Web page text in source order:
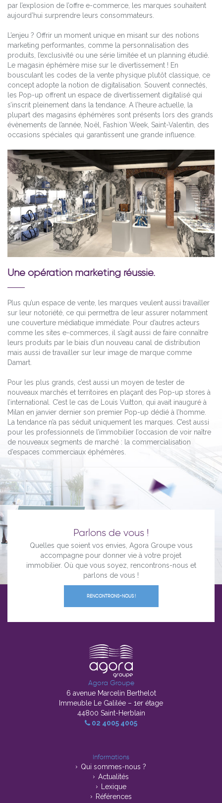
par l’explosion de l’offre e-commerce, les marques souhaitent
aujourd’hui surprendre leurs consommateurs.
L’enjeu ? Offrir un moment unique en misant sur des notions
marketing performantes, comme la personnalisation des
produits, l’exclusivité ou une série limitée et un planning étudié.
Le magasin éphémère mise sur le divertissement ! En
bousculant les codes de la vente physique plutôt classique, ce
concept adopte la notion de digitalisation. Souvent connectés,
les Pop-up offrent un espace de divertissement digitalisé qui
s’inscrit pleinement dans la tendance. A l’heure actuelle, la
plupart des magasins éphémères sont présents lors des grands
évènements de l’année, Noël, Fashion Week, Saint-Valentin, des
occasions spéciales qui garantissent une grande influence.
Une opération marketing réussie.
Plus qu’un espace de vente, les marques veulent aussi travailler
sur leur notoriété, ce qui permettra de leur assurer notamment
une couverture médiatique immédiate. Pour d’autres acteurs
comme les sites e-commerces, il s’agit aussi de faire connaître
leurs produits par le biais d’un nouveau canal de distribution
mais aussi de travailler sur leur image de marque comme
Damart.
Pour les plus grands, c’est aussi un moyen de tester de
nouveaux marchés et territoires en plaçant des Pop-up stores à
l’international. C’est le cas de Louis Vuitton, qui avait inauguré à
Milan en janvier dernier son premier Pop-up dédié à l’homme.
La tendance n’a pas séduit uniquement les marques. C’est aussi
pour les professionnels de l’immobilier l’occasion de voir naître
de nouveaux segments de marché : la commercialisation
d’espaces commerciaux éphémères.
Parlons de vous !
Quelles que soient vos envies, Agora Groupe vous
accompagne pour donner vie à votre projet
immobilier. Où que vous soyez, rencontrons-nous et
parlons de vous !
RENCONTRONS-NOUS !
Agora Groupe
6 avenue Marcelin Berthelot
Immeuble Le Galilée – 1er étage
44800 Saint-Herblain
02 4005 4005
Informations
Qui sommes-nous ?
Actualités
Lexique
Références